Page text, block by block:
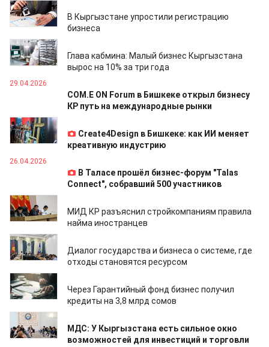
02.05.2026
В Кыргызстане упростили регистрацию
бизнеса
30.04.2026
Глава кабмина: Малый бизнес Кыргызстана
вырос на 10% за три года
29.04.2026
COM.E ON Forum в Бишкеке открыл бизнесу
КР путь на международные рынки
27.04.2026
Create4Design в Бишкеке: как ИИ меняет
креативную индустрию
26.04.2026
В Таласе прошёл бизнес-форум "Talas
Connect", собравший 500 участников
21.04.2026
МИД КР разъяснил стройкомпаниям правила
найма иностранцев
18.04.2026
Диалог государства и бизнеса о системе, где
отходы становятся ресурсом
14.04.2026
Через Гарантийный фонд бизнес получил
кредиты на 3,8 млрд сомов
06.04.2026
МДС: У Кыргызстана есть сильное окно
возможностей для инвестиций и торговли